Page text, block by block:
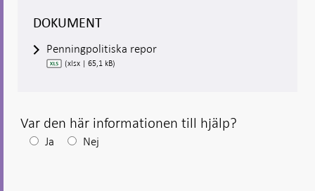
DOKUMENT
Penningpolitiska repor
(xlsx | 65,1 kB)
Var den här informationen till hjälp?
EfterJa Nej